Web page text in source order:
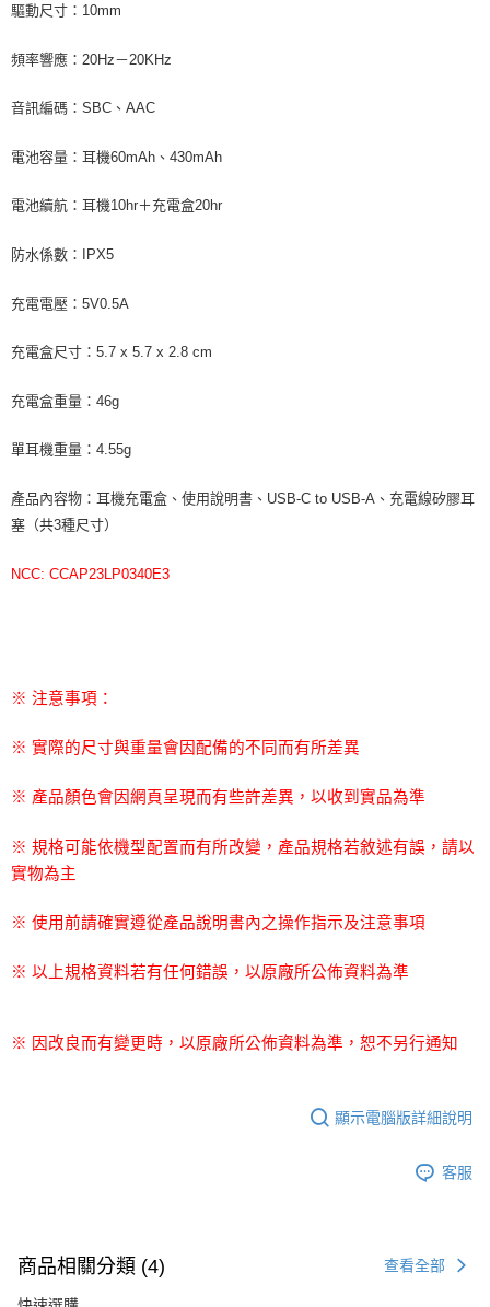
驅動尺寸： 10mm
頻率響應： 20Hz－20KHz
音訊編碼： SBC 、 AAC
電池容量：耳機60mAh 、 430mAh
電池續航：耳機10hr＋充電盒20hr
防水係數： IPX5
充電電壓： 5V0.5A
充電盒尺寸： 5.7 x 5.7 x 2.8 cm
充電盒重量： 46g
單耳機重量： 4.55g
產品內容物：耳機充電盒、使用說明書、 USB-C to USB-A 、充電線矽膠耳
塞（共3種尺寸）
NCC: CCAP23LP0340E3
※ 注意事項：
※ 實際的尺寸與重量會因配備的不同而有所差異
※ 產品顏色會因網頁呈現而有些許差異，以收到實品為準
※ 規格可能依機型配置而有所改變，產品規格若敘述有誤，請以
實物為主
※ 使用前請確實遵從產品說明書內之操作指示及注意事項
※ 以上規格資料若有任何錯誤，以原廠所公佈資料為準
※ 因改良而有變更時，以原廠所公佈資料為準，恕不另行通知
顯示電腦版詳細說明
客服
商品相關分類 (4) 查看全部